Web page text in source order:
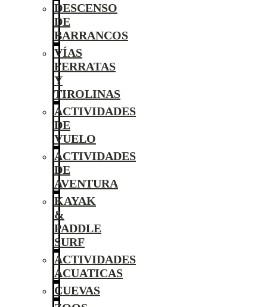
DESCENSO
DE
BARRANCOS
VÍAS
FERRATAS
Y
TIROLINAS
ACTIVIDADES
DE
VUELO
ACTIVIDADES
DE
AVENTURA
KAYAK
&
PADDLE
SURF
ACTIVIDADES
ACUATICAS
CUEVAS